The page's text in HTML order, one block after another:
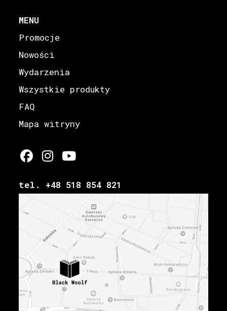
MENU
Promocje
Nowości
Wydarzenia
Wszystkie produkty
FAQ
Mapa witryny
tel. +48 518 854 821